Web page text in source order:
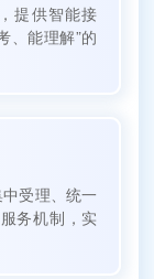
提供智能接
、能理解”的
受理、统一
务机制，实